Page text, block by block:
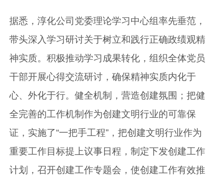
据悉，淳化公司党委理论学习中心组率先垂范，
带头深入学习研讨关于树立和践行正确政绩观精
神实质。积极推动学习成果转化，组织全体党员
干部开展心得交流研讨，确保精神实质内化于
心、外化于行。健全机制，营造创建氛围；把健
全完善的工作机制作为创建文明行业的可靠保
证，实施了“一把手工程”，把创建文明行业作为
重要工作目标提上议事日程，制定下发创建工作
计划，召开创建工作专题会，使创建工作有效推